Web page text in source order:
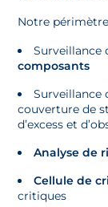
Notre
Surveillance
composants
Surveillance
couverture de
d’excess et
Analyse de
Cellule de
critiques